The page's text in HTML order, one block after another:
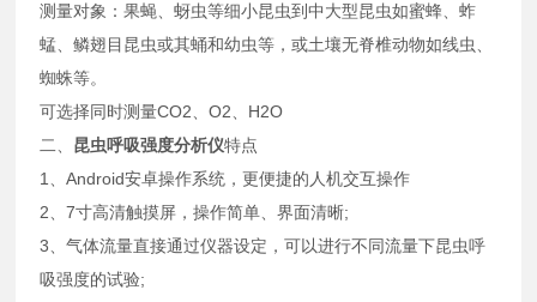
测量对象：果蝇、蚜虫等细小昆虫到中大型昆虫如蜜蜂、蚱
蜢、鳞翅目昆虫或其蛹和幼虫等，或土壤无脊椎动物如线虫、
蜘蛛等。
可选择同时测量CO2、O2、H2O
二、 昆虫呼吸强度分析仪特点
1、Android安卓操作系统，更便捷的人机交互操作
2、7寸高清触摸屏，操作简单、界面清晰;
3、气体流量直接通过仪器设定，可以进行不同流量下昆虫呼
吸强度的试验;